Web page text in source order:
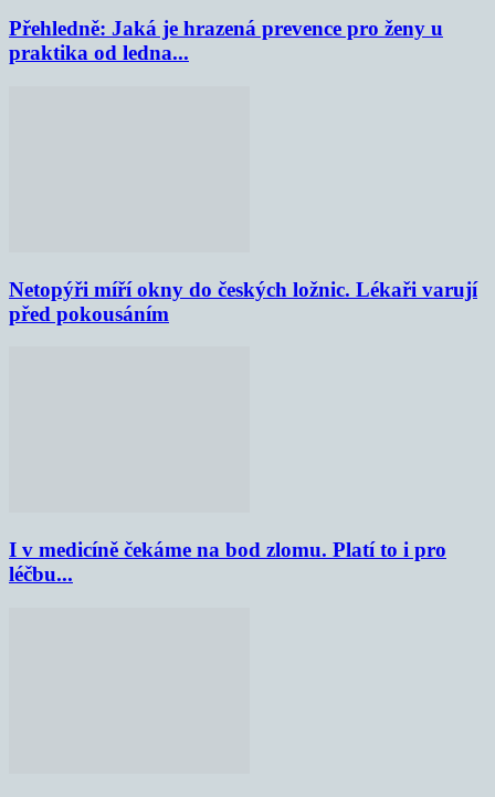
Přehledně: Jaká je hrazená prevence pro ženy u
praktika od ledna...
Netopýři míří okny do českých ložnic. Lékaři varují
před pokousáním
I v medicíně čekáme na bod zlomu. Platí to i pro
léčbu...